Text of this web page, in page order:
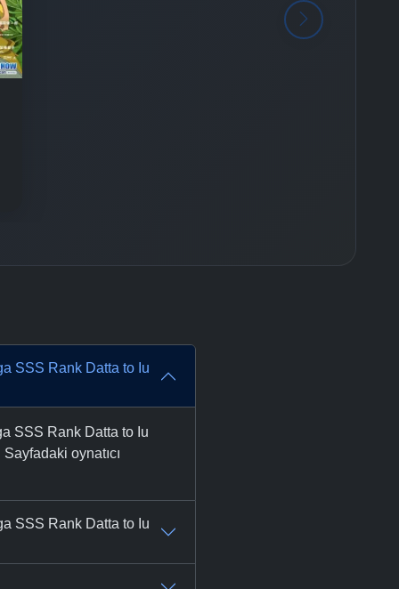
SSS Rank Datta to Iu
SSS Rank Datta to Iu
oynatıcı
SSS Rank Datta to Iu